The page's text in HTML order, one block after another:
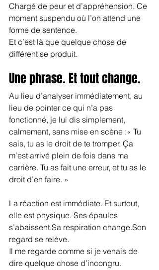
Chargé de peur et d’appréhension. Ce
moment suspendu où l’on attend une
forme de sentence.
Et c’est là que quelque chose de
différent se produit.
Une phrase. Et tout change.
Au lieu d’analyser immédiatement, au
lieu de pointer ce qui n’a pas
fonctionné, je lui dis simplement,
calmement, sans mise en scène :« Tu
sais, tu as le droit de te tromper. Ça
m’est arrivé plein de fois dans ma
carrière. Tu as fait une erreur, et tu as le
droit d’en faire. »
La réaction est immédiate. Et surtout,
elle est physique. Ses épaules
s’abaissent.Sa respiration change.Son
regard se relève.
Il me regarde comme si je venais de
dire quelque chose d’incongru.